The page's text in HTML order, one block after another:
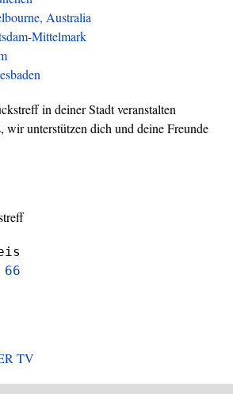
Australia
Mittelmark
in deiner Stadt veranstalten
wir unterstützen dich und deine Freunde
TV